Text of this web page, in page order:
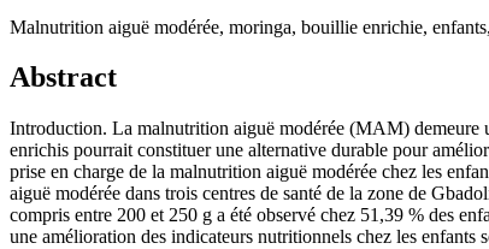
Malnutrition aiguë modérée, moringa, bouillie enrichie,
Abstract
Introduction. La malnutrition aiguë modérée (MAM) demeure
enrichis pourrait constituer une alternative durable pour
prise en charge de la malnutrition aiguë modérée chez les
aiguë modérée dans trois centres de santé de la zone de
compris entre 200 et 250 g a été observé chez 51,39 % des
une amélioration des indicateurs nutritionnels chez les enfants